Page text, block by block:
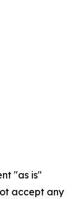
"as is"
accept any